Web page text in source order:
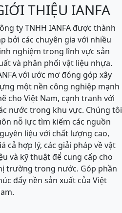
THIỆU IANFA
ty TNHH IANFA được thành
bởi các chuyên gia với nhiều
nghiệm trong lĩnh vực sản
và phân phối vật liệu nhựa.
với ước mơ đóng góp xây
một nền công nghiệp mạnh
cho Việt Nam, cạnh tranh với
nước trong khu vực. Chúng tôi
nỗ lực tìm kiếm các nguồn
liệu với chất lượng cao,
cả hợp lý, các giải pháp về vật
và kỹ thuật để cung cấp cho
trường trong nước. Góp phần
đẩy nền sản xuất của Việt